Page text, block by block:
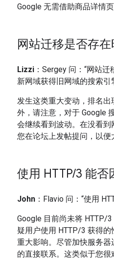
Google 无需借助商品详情
网站迁移是否存在
Lizzi ：Sergey 问：“网站
新网域获得旧网域的搜索引
发生这类重大变动，排名
外，请注意，对于 Google
会继续看到波动。在没看
您在论坛上发帖提问，以便
使用 HTTP/3 能否
John ：Flavio 问：“使用
Google 目前尚未将 HTTP/
疑用户使用 HTTP/3 获得
重大影响。尽管加快服务
的直接联系。这类似于您很